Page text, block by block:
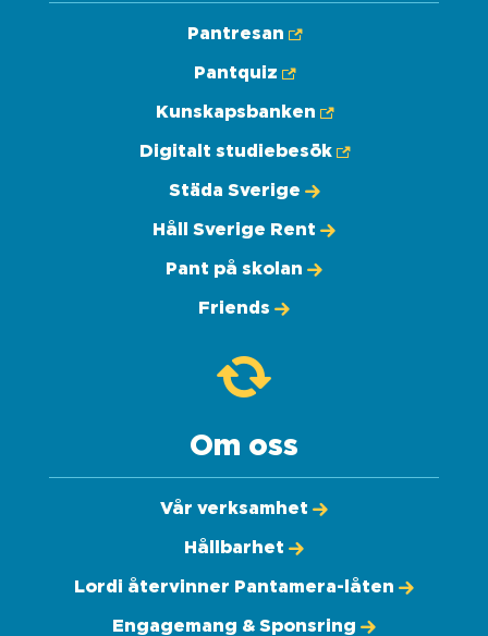
Pantresan
Pantquiz
Kunskapsbanken
Digitalt studiebesök
Städa Sverige
Håll Sverige Rent
Pant på skolan
Friends
Om oss
Vår verksamhet
Hållbarhet
Lordi återvinner Pantamera-låten
Engagemang & Sponsring